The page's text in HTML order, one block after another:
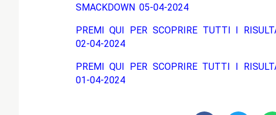
SMACKDOWN 05-04-2024
PREMI QUI PER SCOPRIRE TUTTI I
02-04-2024
PREMI QUI PER SCOPRIRE TUTTI I
01-04-2024